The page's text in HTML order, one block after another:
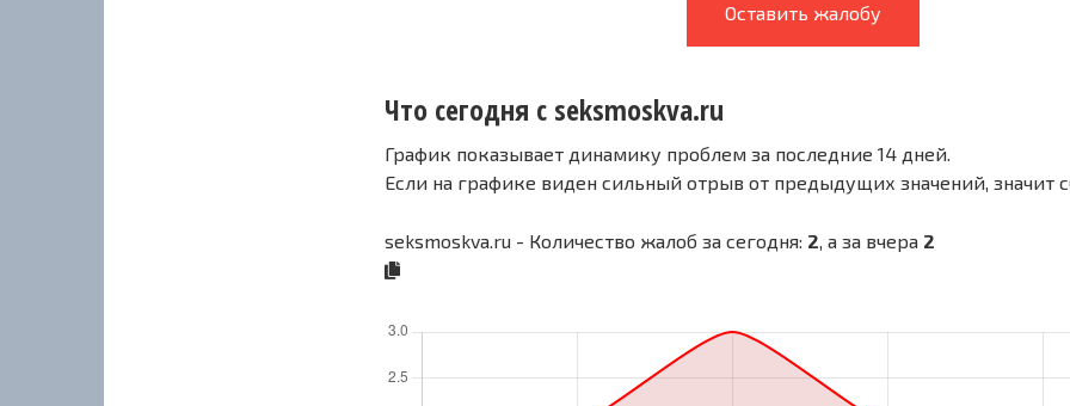
Оставить жалобу
Что сегодня с seksmoskva.ru
График показывает динамику проблем за последние 14 дней.
Если на графике виден сильный отрыв от предыдущих значений, значит
seksmoskva.ru - Количество жалоб за сегодня: 2, а за вчера 2